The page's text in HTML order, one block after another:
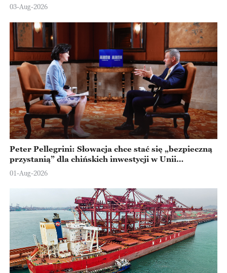
Ningbo
03-Aug-2026
Peter Pellegrini: Słowacja chce stać się „bezpieczną
przystanią” dla chińskich inwestycji w Unii
Europejskiej
01-Aug-2026